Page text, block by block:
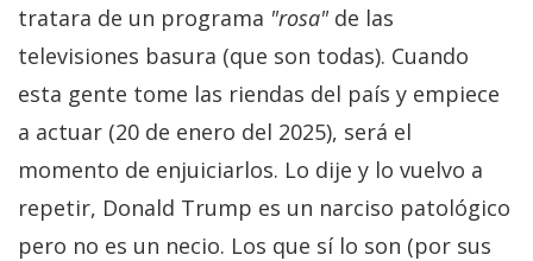
tratara de un programa "rosa"de las
televisiones basura (que son todas). Cuando
esta gente tome las riendas del país y empiece
a actuar (20 de enero del 2025), será el
momento de enjuiciarlos. Lo dije y lo vuelvo a
repetir, Donald Trump es un narciso patológico
pero no es un necio. Los que sí lo son (por sus